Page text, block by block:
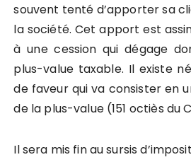
souvent tenté d’apporter sa
la société. Cet apport est
à une cession qui dégage
plus-value taxable. Il existe
de faveur qui va consister en
de la plus-value (151 octiès du
Il sera mis fin au sursis